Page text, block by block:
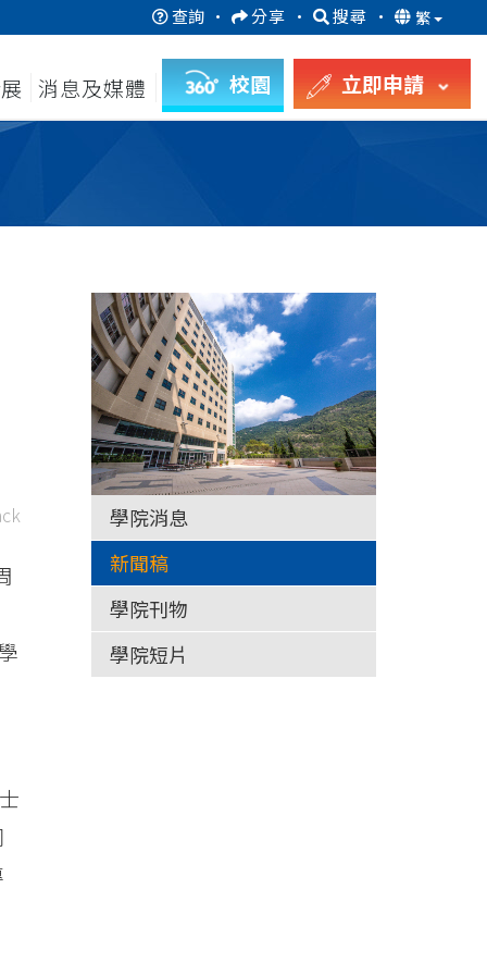
查詢 · 分享 · 搜尋 · 繁
消息及媒體 校園 立即申請
學院消息
新聞稿
學院刊物
學院短片